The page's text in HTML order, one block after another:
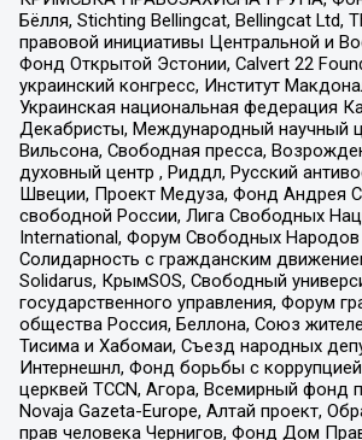
Бёлля, Stichting Bellingcat, Bellingcat Ltd,
правовой инициативы Центральной и
Фонд Открытой Эстонии, Calvert 22
украинский конгресс, Институт
Украинская национальная федерация
Декабристы, Международный научный
Вильсона, Свободная пресса,
духовный центр , Риддл, Русский
Швеции, Проект Медуза, Фонд Андрея
свободной России, Лига Свободных
International, Форум Свободных
Солидарность с гражданским
Solidarus, КрымSOS, Свободный
государственного управления, Форум
общества Россия, Беллона, Союз
Тисима и Хабомаи, Съезд народных
Интернешнл, Фонд борьбы с
церквей TCCN, Агора, Всемирный фонд
Novaja Gazeta-Europe, Алтай проект,
прав человека Чернигов, Фонд Дом